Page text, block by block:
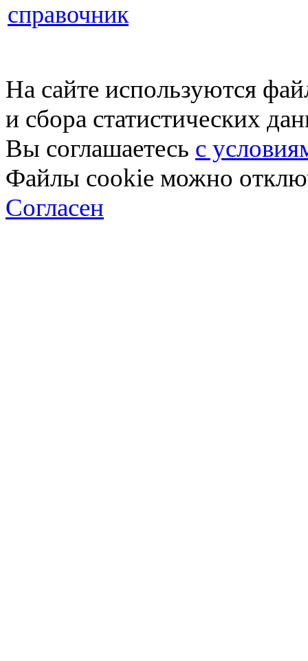
справочник
На сайте используются
и сбора статистических
Вы соглашаетесь с
Файлы cookie можно
Согласен